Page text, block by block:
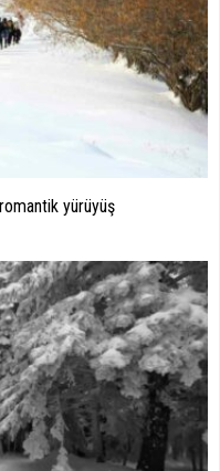
yürüyüş